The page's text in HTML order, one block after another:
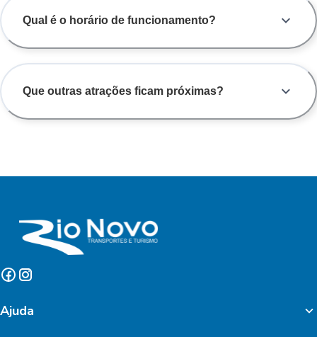
Qual é o horário de funcionamento?
Que outras atrações ficam próximas?
Ajuda